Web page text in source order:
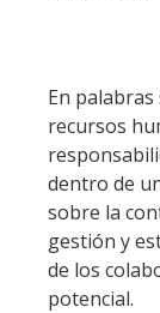
En
recursos
dentro de
sobre la
gestión y
de los
potencial.